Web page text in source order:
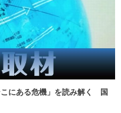
こにある危機」を読み解く 国